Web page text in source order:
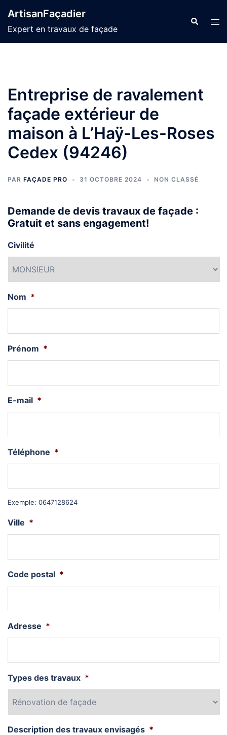
au
contenu
ArtisanFaçadier
Expert en travaux de façade
Entreprise de ravalement
façade extérieur de
maison à L’Haÿ-Les-Roses
Cedex (94246)
PAR FAÇADE PRO 31 OCTOBRE 2024 NON CLASSÉ
Demande de devis travaux de façade :
Gratuit et sans engagement!
Civilité
Nom *
Prénom *
E-mail *
Téléphone *
Exemple: 0647128624
Ville *
Code postal *
Adresse *
Types des travaux *
Description des travaux envisagés *